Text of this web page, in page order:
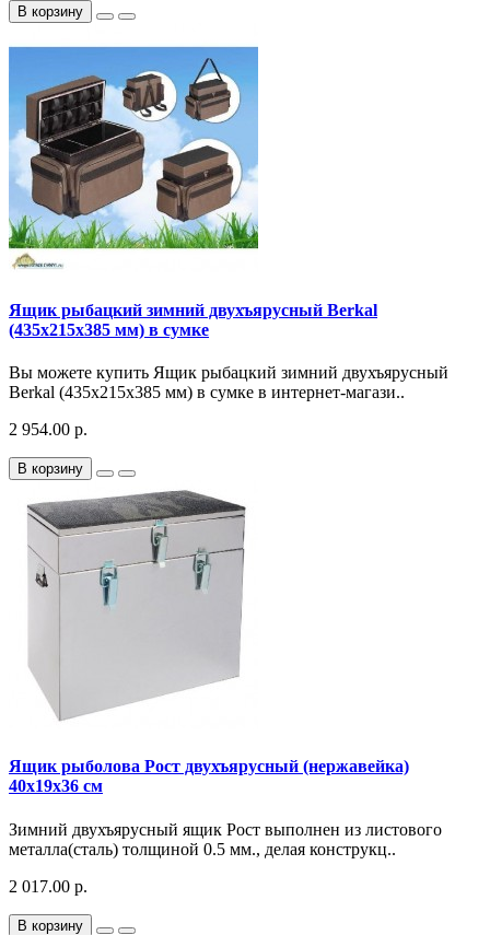
В корзину
Ящик рыбацкий зимний двухъярусный Berkal
(435x215x385 мм) в сумке
Вы можете купить Ящик рыбацкий зимний двухъярусный
Berkal (435x215x385 мм) в сумке в интернет-магази..
2 954.00 р.
В корзину
Ящик рыболова Рост двухъярусный (нержавейка)
40x19x36 см
Зимний двухъярусный ящик Рост выполнен из листового
металла(сталь) толщиной 0.5 мм., делая конструкц..
2 017.00 р.
В корзину